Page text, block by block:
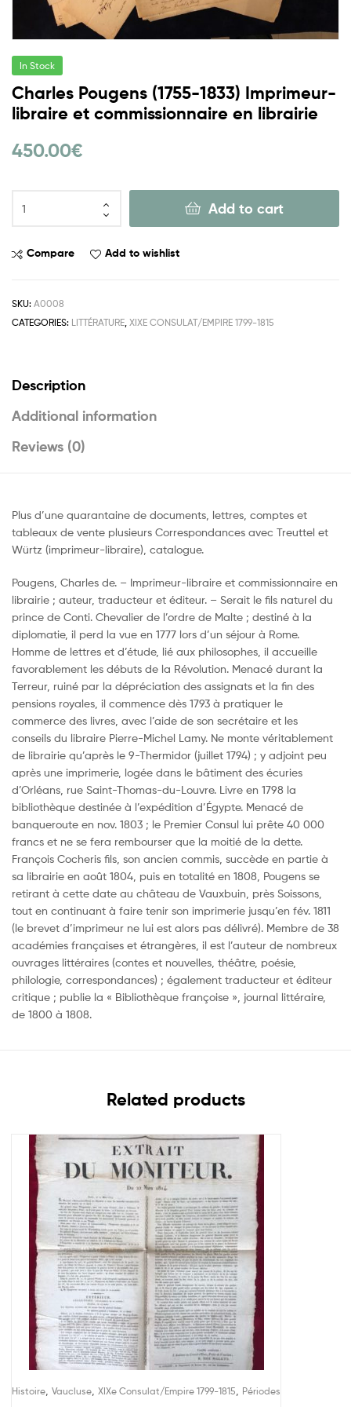
In Stock
Charles Pougens (1755-1833) Imprimeur-
libraire et commissionnaire en librairie
450.00€
Add to cart
Compare Add to wishlist
SKU: A0008
CATEGORIES: LITTÉRATURE, XIXE CONSULAT/EMPIRE 1799-1815
Description
Additional information
Reviews (0)
Plus d’une quarantaine de documents, lettres, comptes et
tableaux de vente plusieurs Correspondances avec Treuttel et
Würtz (imprimeur-libraire), catalogue.
Pougens, Charles de. – Imprimeur-libraire et commissionnaire en
librairie ; auteur, traducteur et éditeur. – Serait le fils naturel du
prince de Conti. Chevalier de l’ordre de Malte ; destiné à la
diplomatie, il perd la vue en 1777 lors d’un séjour à Rome.
Homme de lettres et d’étude, lié aux philosophes, il accueille
favorablement les débuts de la Révolution. Menacé durant la
Terreur, ruiné par la dépréciation des assignats et la fin des
pensions royales, il commence dès 1793 à pratiquer le
commerce des livres, avec l’aide de son secrétaire et les
conseils du libraire Pierre-Michel Lamy. Ne monte véritablement
de librairie qu’après le 9-Thermidor (juillet 1794) ; y adjoint peu
après une imprimerie, logée dans le bâtiment des écuries
d’Orléans, rue Saint-Thomas-du-Louvre. Livre en 1798 la
bibliothèque destinée à l’expédition d’Égypte. Menacé de
banqueroute en nov. 1803 ; le Premier Consul lui prête 40 000
francs et ne se fera rembourser que la moitié de la dette.
François Cocheris fils, son ancien commis, succède en partie à
sa librairie en août 1804, puis en totalité en 1808, Pougens se
retirant à cette date au château de Vauxbuin, près Soissons,
tout en continuant à faire tenir son imprimerie jusqu’en fév. 1811
(le brevet d’imprimeur ne lui est alors pas délivré). Membre de 38
académies françaises et étrangères, il est l’auteur de nombreux
ouvrages littéraires (contes et nouvelles, théâtre, poésie,
philologie, correspondances) ; également traducteur et éditeur
critique ; publie la « Bibliothèque françoise », journal littéraire,
de 1800 à 1808.
Related products
Histoire, Vaucluse, XIXe Consulat/Empire 1799-1815, Périodes